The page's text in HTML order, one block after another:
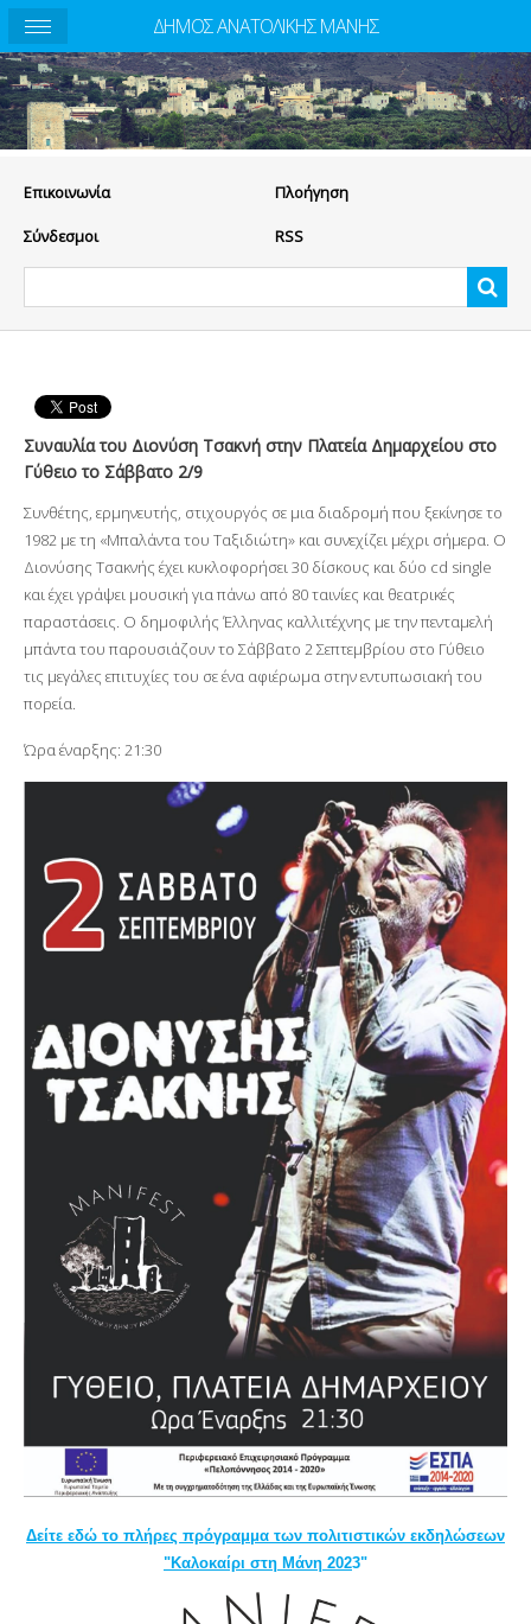
Eπικοινωνία Πλοήγηση
Σύνδεσμοι RSS
Συναυλία του Διονύση Τσακνή στην Πλατεία Δημαρχείου στο
Γύθειο το Σάββατο 2/9
Συνθέτης, ερμηνευτής, στιχουργός σε μια διαδρομή που ξεκίνησε το
1982 με τη «Μπαλάντα του Ταξιδιώτη» και συνεχίζει μέχρι σήμερα. Ο
Διονύσης Τσακνής έχει κυκλοφορήσει 30 δίσκους και δύο cd single
και έχει γράψει μουσική για πάνω από 80 ταινίες και θεατρικές
παραστάσεις. Ο δημοφιλής Έλληνας καλλιτέχνης με την πενταμελή
μπάντα του παρουσιάζουν το Σάββατο 2 Σεπτεμβρίου στο Γύθειο
τις μεγάλες επιτυχίες του σε ένα αφιέρωμα στην εντυπωσιακή του
πορεία.
Ώρα έναρξης: 21:30
Δείτε εδώ το πλήρες πρόγραμμα των πολιτιστικών εκδηλώσεων
"Καλοκαίρι στη Μάνη 2023"
ΔΗΜΟΣ ΑΝΑΤΟΛΙΚΗΣ ΜΑΝΗΣ